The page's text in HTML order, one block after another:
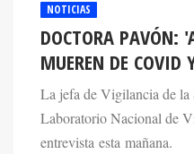
NOTICIAS
DOCTORA PAVÓN:
MUEREN DE COVID
La jefa de Vigilancia de la
Laboratorio Nacional de
entrevista esta mañana.